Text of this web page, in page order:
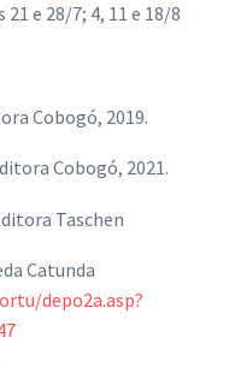
e 28/7; 4, 11 e 18/8
Cobogó, 2019.
Cobogó, 2021.
Taschen
Catunda
depo2a.asp?